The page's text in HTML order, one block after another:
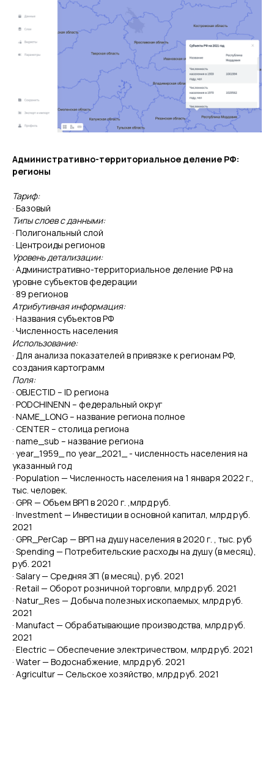
Административно-территориальное деление РФ:
регионы
Тариф:
· Базовый
Типы слоев с данными:
· Полигональный слой
· Центроиды регионов
Уровень детализации:
· Административно-территориальное деление РФ на
уровне субъектов федерации
· 89 регионов
Атрибутивная информация:
· Названия субъектов РФ
· Численность населения
Использование:
· Для анализа показателей в привязке к регионам РФ,
создания картограмм
Поля:
· OBJECTID – ID региона
· PODCHINENN – федеральный округ
· NAME_LONG – название региона полное
· CENTER – столица региона
· name_sub – название региона
· year_1959_ по year_2021_ - численность населения на
указанный год
· Population — Численность населения на 1 января 2022 г.,
тыс. человек.
· GPR — Объем ВРП в 2020 г. ,млрд руб.
· Investment — Инвестиции в основной капитал, млрд руб.
2021
· GPR_PerCap — ВРП на душу населения в 2020 г. , тыс. руб
· Spending — Потребительские расходы на душу (в месяц),
руб. 2021
· Salary — Средняя ЗП (в месяц), руб. 2021
· Retail — Оборот розничной торговли, млрд руб. 2021
· Natur_Res — Добыча полезных ископаемых, млрд руб.
2021
· Manufact — Обрабатывающие производства, млрд руб.
2021
· Electric — Обеспечение электричеством, млрд руб. 2021
· Water — Водоснабжение, млрд руб. 2021
· Agricultur — Сельское хозяйство, млрд руб. 2021